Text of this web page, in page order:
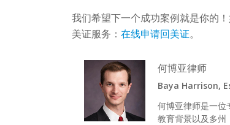
我们希望下一个成功案例就是你的
美证服务： 在线申请回美证。
何博亚律师
Baya Harrison,
何博亚律师是一位
教育背景以及多州